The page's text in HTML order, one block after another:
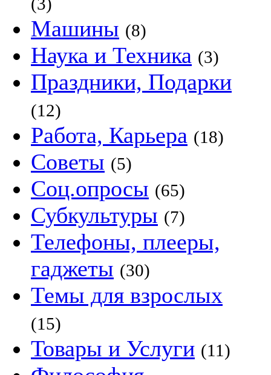
Машины (8)
Наука и Техника (3)
Праздники, Подарки
(12)
Работа, Карьера (18)
Советы (5)
Соц.опросы (65)
Субкультуры (7)
Телефоны, плееры,
гаджеты (30)
Темы для взрослых
(15)
Товары и Услуги (11)